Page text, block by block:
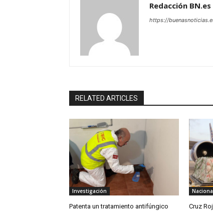
Redacción BN.es
https://
RELATED ARTICLES
Investigación
Patenta un tratamiento antifúngico
Cruz